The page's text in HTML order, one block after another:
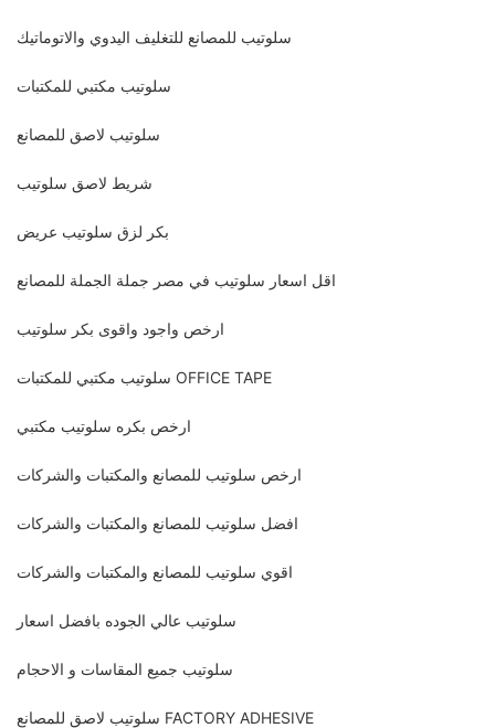
سلوتيب للمصانع للتغليف اليدوي والاتوماتيك
سلوتيب مكتبي للمكتبات
سلوتيب لاصق للمصانع
شريط لاصق سلوتيب
بكر لزق سلوتيب عريض
اقل اسعار سلوتيب في مصر جملة الجملة للمصانع
ارخص واجود واقوى بكر سلوتيب
سلوتيب مكتبي للمكتبات OFFICE TAPE
ارخص بكره سلوتيب مكتبي
ارخص سلوتيب للمصانع والمكتبات والشركات
افضل سلوتيب للمصانع والمكتبات والشركات
اقوي سلوتيب للمصانع والمكتبات والشركات
سلوتيب عالي الجوده بافضل اسعار
سلوتيب جميع المقاسات و الاحجام
سلوتيب لاصق للمصانع FACTORY ADHESIVE